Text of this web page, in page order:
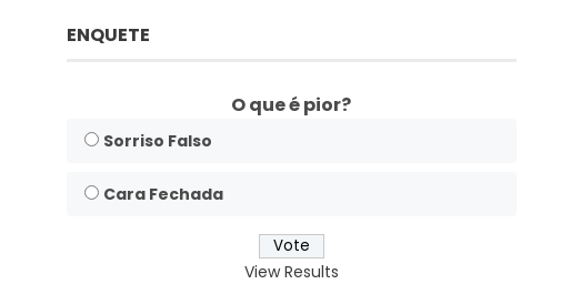
ENQUETE
O que é pior?
Sorriso Falso
Cara Fechada
View Results